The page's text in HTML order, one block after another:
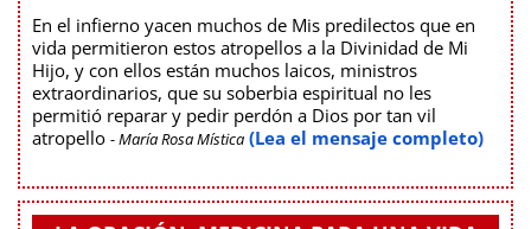
En el infierno yacen muchos de Mis predilectos que en
vida permitieron estos atropellos a la Divinidad de Mi
Hijo, y con ellos están muchos laicos, ministros
extraordinarios, que su soberbia espiritual no les
permitió reparar y pedir perdón a Dios por tan vil
atropello - María Rosa Mística (Lea el mensaje completo)